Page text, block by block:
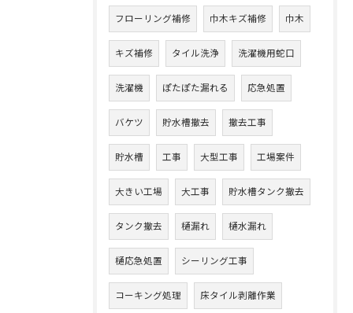
フローリング補修 巾木キズ補修 巾木
キズ補修 タイル洗浄 洗濯機用蛇口
洗濯機 ぽたぽた漏れる 応急処置
バケツ 貯水槽撤去 撤去工事
貯水槽 工事 大型工事 工場案件
大きい工場 大工事 貯水槽タンク撤去
タンク撤去 樋漏れ 樋水漏れ
樋応急処置 シーリング工事
コーキング処理 床タイル剥離作業